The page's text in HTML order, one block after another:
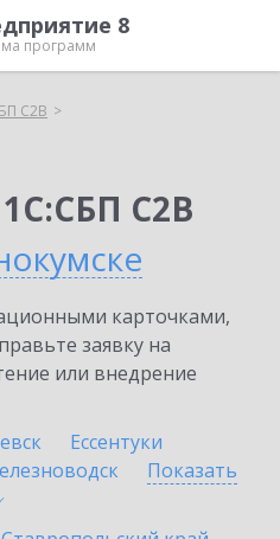
8
программ
C2B
C2B
карточками,
заявку на
или внедрение
Ессентуки
Показать